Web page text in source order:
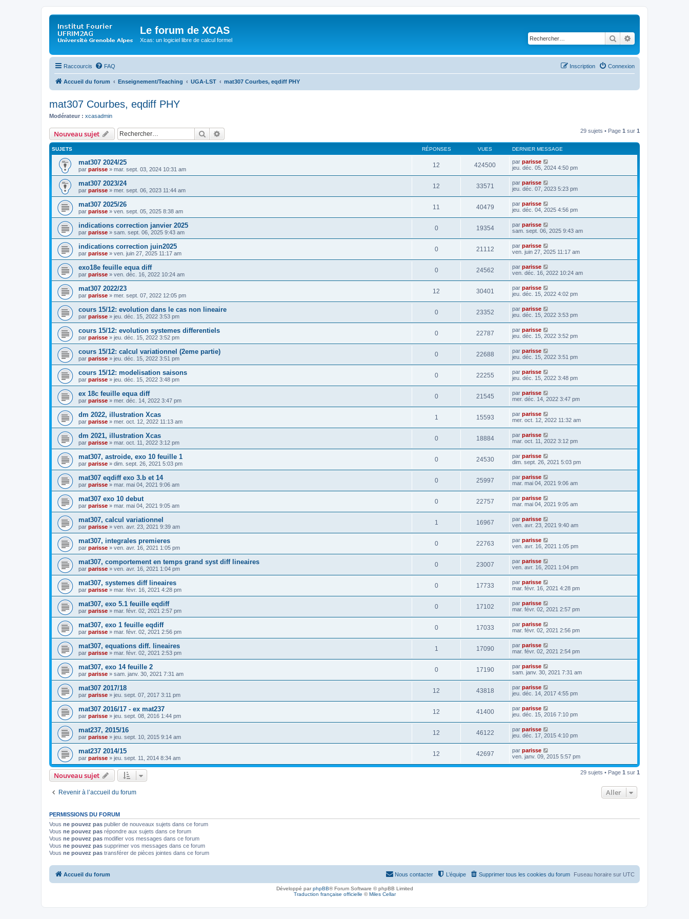
Le forum de XCAS
Xcas: un logiciel libre de calcul formel Rechercher
Raccourcis FAQ Connexion
Inscription
Accueil du forum Enseignement/Teaching UGA-LST mat307 Courbes, eqdiff PHY
mat307 Courbes, eqdiff PHY
Modérateur : xcasadmin
Nouveau sujet Rechercher 29 sujets • Page 1 sur 1
SUJETS RÉPONSES VUES DERNIER MESSAGE
mat307 2024/25
par parisse » mar. sept. 03, 2024 10:31 am
12 424500 par parisse
jeu. déc. 05, 2024 4:50 pm
mat307 2023/24
par parisse » mer. sept. 06, 2023 11:44 am
12 33571 par parisse
jeu. déc. 07, 2023 5:23 pm
mat307 2025/26
par parisse » ven. sept. 05, 2025 8:38 am
11 40479 par parisse
jeu. déc. 04, 2025 4:56 pm
indications correction janvier 2025
par parisse » sam. sept. 06, 2025 9:43 am
0 19354 par parisse
sam. sept. 06, 2025 9:43 am
indications correction juin2025
par parisse » ven. juin 27, 2025 11:17 am
0 21112 par parisse
ven. juin 27, 2025 11:17 am
exo18e feuille equa diff
par parisse » ven. déc. 16, 2022 10:24 am
0 24562 par parisse
ven. déc. 16, 2022 10:24 am
mat307 2022/23
par parisse » mer. sept. 07, 2022 12:05 pm
12 30401 par parisse
jeu. déc. 15, 2022 4:02 pm
cours 15/12: evolution dans le cas non lineaire
par parisse » jeu. déc. 15, 2022 3:53 pm
0 23352 par parisse
jeu. déc. 15, 2022 3:53 pm
cours 15/12: evolution systemes differentiels
par parisse » jeu. déc. 15, 2022 3:52 pm
0 22787 par parisse
jeu. déc. 15, 2022 3:52 pm
cours 15/12: calcul variationnel (2eme partie)
par parisse » jeu. déc. 15, 2022 3:51 pm
0 22688 par parisse
jeu. déc. 15, 2022 3:51 pm
cours 15/12: modelisation saisons
par parisse » jeu. déc. 15, 2022 3:48 pm
0 22255 par parisse
jeu. déc. 15, 2022 3:48 pm
ex 18c feuille equa diff
par parisse » mer. déc. 14, 2022 3:47 pm
0 21545 par parisse
mer. déc. 14, 2022 3:47 pm
dm 2022, illustration Xcas
par parisse » mer. oct. 12, 2022 11:13 am
1 15593 par parisse
mer. oct. 12, 2022 11:32 am
dm 2021, illustration Xcas
par parisse » mar. oct. 11, 2022 3:12 pm
0 18884 par parisse
mar. oct. 11, 2022 3:12 pm
mat307, astroide, exo 10 feuille 1
par parisse » dim. sept. 26, 2021 5:03 pm
0 24530 par parisse
dim. sept. 26, 2021 5:03 pm
mat307 eqdiff exo 3.b et 14
par parisse » mar. mai 04, 2021 9:06 am
0 25997 par parisse
mar. mai 04, 2021 9:06 am
mat307 exo 10 debut
par parisse » mar. mai 04, 2021 9:05 am
0 22757 par parisse
mar. mai 04, 2021 9:05 am
mat307, calcul variationnel
par parisse » ven. avr. 23, 2021 9:39 am
1 16967 par parisse
ven. avr. 23, 2021 9:40 am
mat307, integrales premieres
par parisse » ven. avr. 16, 2021 1:05 pm
0 22763 par parisse
ven. avr. 16, 2021 1:05 pm
mat307, comportement en temps grand syst diff lineaires
par parisse » ven. avr. 16, 2021 1:04 pm
0 23007 par parisse
ven. avr. 16, 2021 1:04 pm
mat307, systemes diff lineaires
par parisse » mar. févr. 16, 2021 4:28 pm
0 17733 par parisse
mar. févr. 16, 2021 4:28 pm
mat307, exo 5.1 feuille eqdiff
par parisse » mar. févr. 02, 2021 2:57 pm
0 17102 par parisse
mar. févr. 02, 2021 2:57 pm
mat307, exo 1 feuille eqdiff
par parisse » mar. févr. 02, 2021 2:56 pm
0 17033 par parisse
mar. févr. 02, 2021 2:56 pm
mat307, equations diff. lineaires
par parisse » mar. févr. 02, 2021 2:53 pm
1 17090 par parisse
mar. févr. 02, 2021 2:54 pm
mat307, exo 14 feuille 2
par parisse » sam. janv. 30, 2021 7:31 am
0 17190 par parisse
sam. janv. 30, 2021 7:31 am
mat307 2017/18
par parisse » jeu. sept. 07, 2017 3:11 pm
12 43818 par parisse
jeu. déc. 14, 2017 4:55 pm
mat307 2016/17 - ex mat237
par parisse » jeu. sept. 08, 2016 1:44 pm
12 41400 par parisse
jeu. déc. 15, 2016 7:10 pm
mat237, 2015/16
par parisse » jeu. sept. 10, 2015 9:14 am
12 46122 par parisse
jeu. déc. 17, 2015 4:10 pm
mat237 2014/15
par parisse » jeu. sept. 11, 2014 8:34 am
12 42697 par parisse
ven. janv. 09, 2015 5:57 pm
Nouveau sujet 29 sujets • Page 1 sur 1
Revenir à l’accueil du forum Aller
PERMISSIONS DU FORUM
Vous ne pouvez pas publier de nouveaux sujets dans ce forum
Vous ne pouvez pas répondre aux sujets dans ce forum
Vous ne pouvez pas modifier vos messages dans ce forum
Vous ne pouvez pas supprimer vos messages dans ce forum
Vous ne pouvez pas transférer de pièces jointes dans ce forum
Accueil du forum Fuseau horaire sur UTC
Supprimer tous les cookies du forum
L’équipe
Nous contacter
Développé parphpBB® Forum Software © phpBB Limited
Traduction française officielle ©Miles Cellar